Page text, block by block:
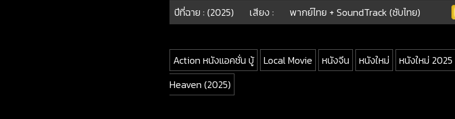
ปีที่ฉาย : (2025) เสียง : พากย์ไทย + SoundTrack (ซับไทย)
Action หนังแอคชั่น บู้ Local Movie หนังจีน หนังใหม่ หนังใหม่ 2025
Heaven (2025)